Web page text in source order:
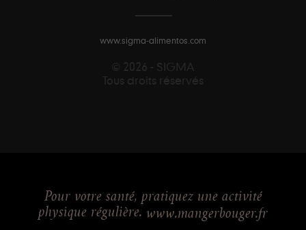
www.sigma-alimentos.com
© 2026 - SIGMA
Tous droits réservés
Pour votre santé, pratiquez une activité
physique régulière. www.mangerbouger.fr